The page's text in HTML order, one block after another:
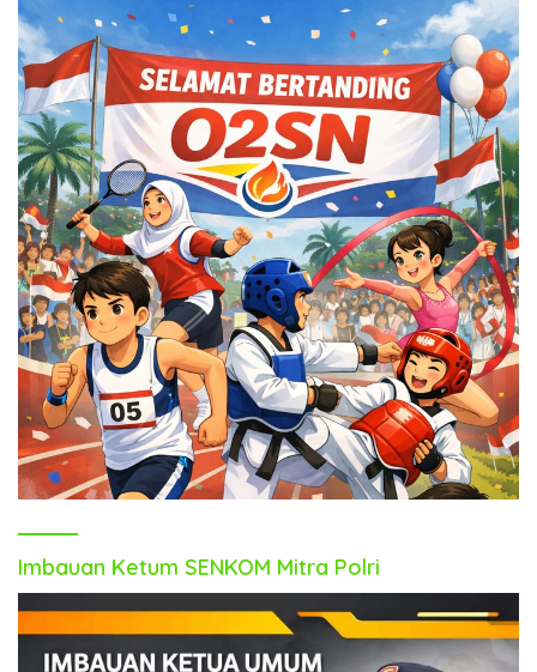
Imbauan Ketum SENKOM Mitra Polri